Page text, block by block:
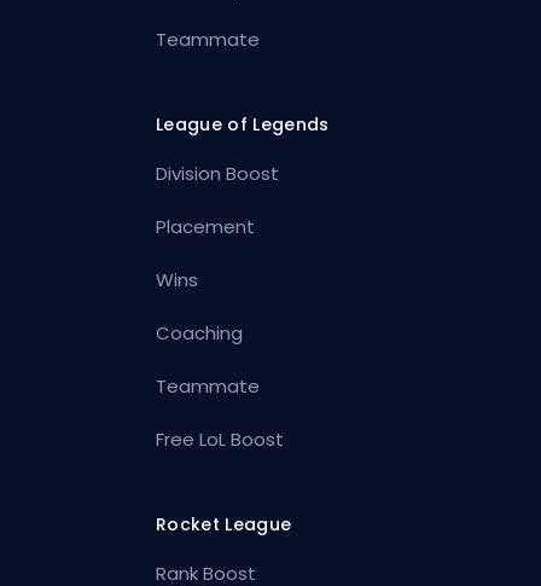
Teammate
League of Legends
Division Boost
Placement
Wins
Coaching
Teammate
Free LoL Boost
Rocket League
Rank Boost